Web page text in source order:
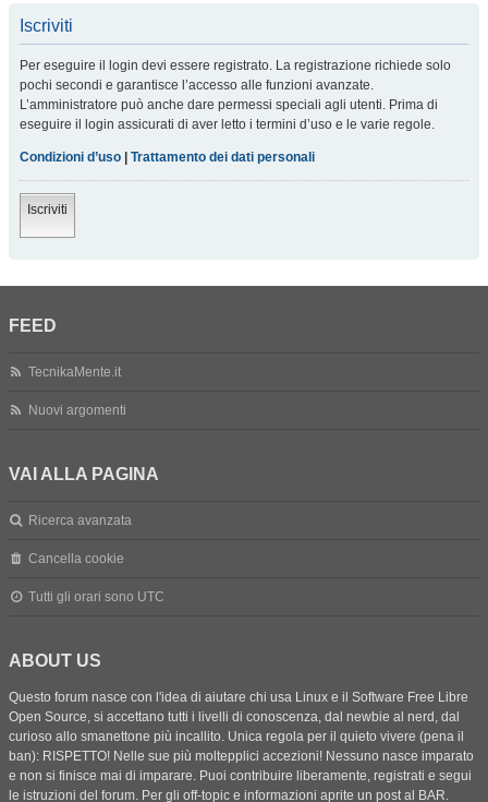
Iscriviti
Per eseguire il login devi essere registrato. La registrazione richiede solo
pochi secondi e garantisce l’accesso alle funzioni avanzate.
L’amministratore può anche dare permessi speciali agli utenti. Prima di
eseguire il login assicurati di aver letto i termini d’uso e le varie regole.
Condizioni d’uso Trattamento dei dati personali
Iscriviti
FEED
TecnikaMente.it
Nuovi argomenti
VAI ALLA PAGINA
Ricerca avanzata
Cancella cookie
Tutti gli orari sono UTC
ABOUT US
Questo forum nasce con l'idea di aiutare chi usa Linux e il Software Free Libre
Open Source, si accettano tutti i livelli di conoscenza, dal newbie al nerd, dal
curioso allo smanettone più incallito. Unica regola per il quieto vivere (pena il
ban): RISPETTO! Nelle sue più moltepplici accezioni! Nessuno nasce imparato
e non si finisce mai di imparare. Puoi contribuire liberamente, registrati e segui
le istruzioni del forum. Per gli off-topic e informazioni aprite un post al BAR.